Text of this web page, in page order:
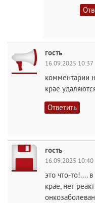
гость
16.09.2025 10:37
комментарии
крае
Ответить
гость
16.09.2025 10:40
это что-то!....
крае, нет